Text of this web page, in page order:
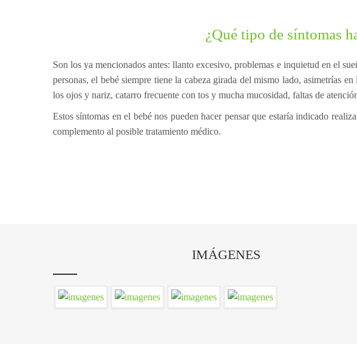
¿Qué tipo de síntomas
Son los ya mencionados antes: llanto excesivo, problemas e inquietud en el
personas, el bebé siempre tiene la cabeza girada del mismo lado, asimetrías
los ojos y nariz, catarro frecuente con tos y mucha mucosidad, faltas de
Estos síntomas en el bebé nos pueden hacer pensar que estaría indicado
complemento al posible tratamiento médico.
IMÁGENES